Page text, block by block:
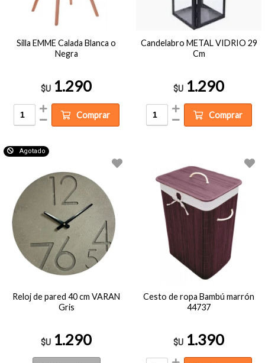
Silla EMME Calada Blanca o
Negra
$U 1.290
Comprar
Candelabro METAL VIDRIO 29
Cm
$U 1.290
Comprar
Agotado
Reloj de pared 40 cm VARAN
Gris
$U 1.290
Cesto de ropa Bambú marrón
44737
$U 1.390